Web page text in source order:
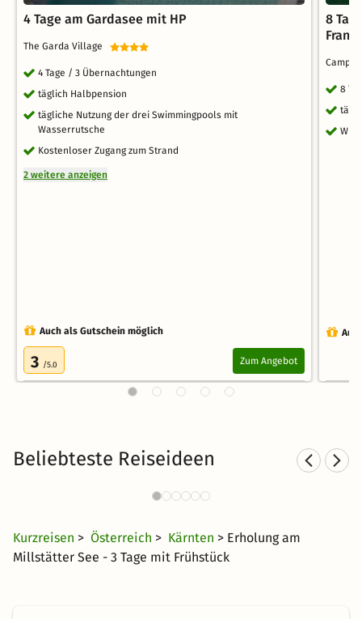
4 Tage am Gardasee mit HP
The Garda Village
4 Tage / 3 Übernachtungen
täglich Halbpension
tägliche Nutzung der drei Swimmingpools mit
Wasserrutsche
Kostenloser Zugang zum Strand
2 weitere anzeigen
Auch als Gutschein möglich
3 /5.0 Zum Angebot
8
8
Beliebteste Reiseideen
Kurzurlaub am See
1660 Angebote
Kurzreisen > Österreich > Kärnten > Erholung am
Millstätter See - 3 Tage mit Frühstück